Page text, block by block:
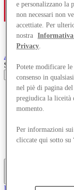
Ashford
Search input
Negozi
Offerte
Pianifica la tua
Mangia e Bevi
Gift Card
Servizi
Il Club
e personalizzano la
non necessari non
accettiate. Per
nostra
Informativa
Privacy.
Potete modificare
consenso in
nel piè di pagina
pregiudica la liceità
momento.
Per informazioni
cliccate qui sotto su